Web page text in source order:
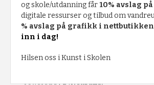
FRAKT KJØPSBETINGELSER
Vår nettbutikk bruker cookies slik at du
service. Vi bruker cookies hovedsaklig
handlekurven din. Fortsett å bruke siden
Powered by24Nettbutikk
og skole/utdanning får10% avslag
digitale ressurser og tilbud om
% avslag på grafikk i
inn i dag!
Hilsen oss i Kunst i Skolen